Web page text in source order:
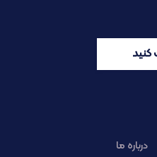
کنید
درباره ما